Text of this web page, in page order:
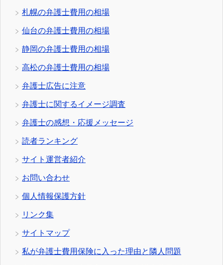
札幌の弁護士費用の相場
仙台の弁護士費用の相場
静岡の弁護士費用の相場
高松の弁護士費用の相場
弁護士広告に注意
弁護士に関するイメージ調査
弁護士の感想・応援メッセージ
読者ランキング
サイト運営者紹介
お問い合わせ
個人情報保護方針
リンク集
サイトマップ
私が弁護士費用保険に入った理由と隣人問題